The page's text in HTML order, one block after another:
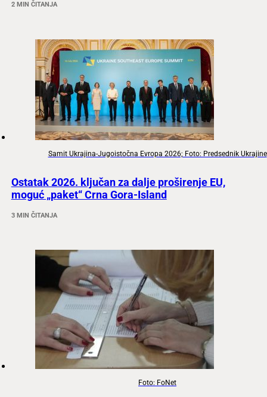
2 MIN ČITANJA
Samit Ukrajina-Jugoistočna Evropa 2026; Foto: Predsednik Ukrajine
Ostatak 2026. ključan za dalje proširenje EU,
moguć „paket“ Crna Gora-Island
3 MIN ČITANJA
Foto: FoNet